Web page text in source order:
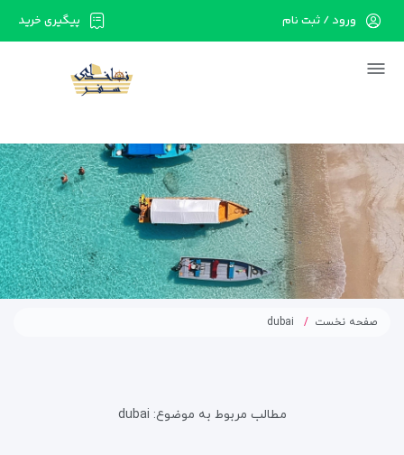
در حال حاضر ارتباط با سرور قطع می باشد لطفا
پیگیری خرید ورود / ثبت نام
صفحه نخست dubai
مطالب مربوط به موضوع: dubai